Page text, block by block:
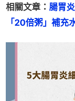
相關文章： 腸胃
「20倍粥」補充